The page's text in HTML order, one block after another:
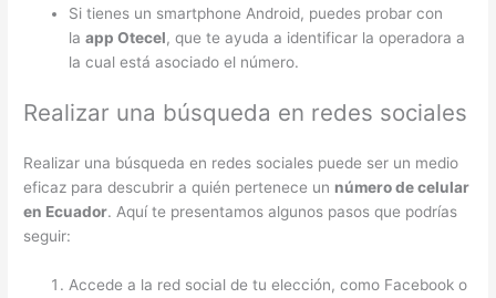
Si tienes un smartphone Android, puedes probar con
laapp Otecel, que te ayuda a identificar la operadora a
la cual está asociado el número.
Realizar una búsqueda en redes sociales
Realizar una búsqueda en redes sociales puede ser un medio
eficaz para descubrir a quién pertenece un número de celular
en Ecuador. Aquí te presentamos algunos pasos que podrías
seguir:
Accede a la red social de tu elección, como Facebook o